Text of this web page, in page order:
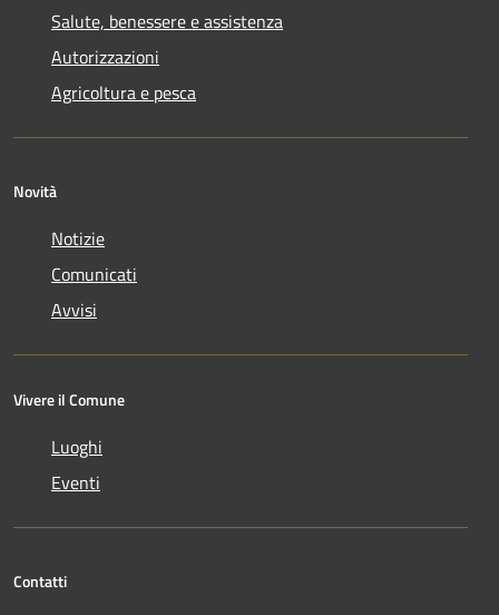
Salute, benessere e assistenza
Autorizzazioni
Agricoltura e pesca
Novità
Notizie
Comunicati
Avvisi
Vivere il Comune
Luoghi
Eventi
Contatti